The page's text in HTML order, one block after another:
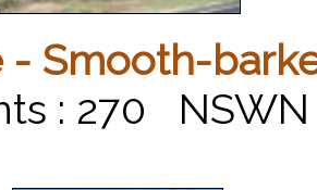
- Smooth-
: 270 NSWN